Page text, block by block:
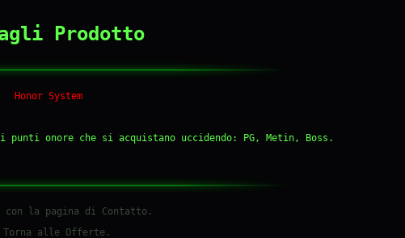
Prodotto
Honor System
punti onore che si acquistano uccidendo: PG, Metin, Boss.
con la pagina di Contatto.
Torna alle Offerte.